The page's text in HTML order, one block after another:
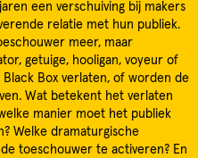
een verschuiving bij makers
relatie met hun publiek.
meer, maar
getuige, hooligan, voyeur of
Box verlaten, of worden de
Wat betekent het verlaten
manier moet het publiek
Welke dramaturgische
toeschouwer te activeren? En